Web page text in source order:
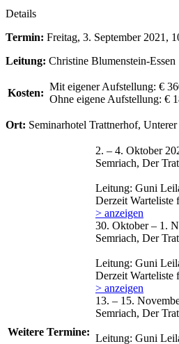
Details
Termin: Freitag, 3. September 2021,
Leitung: Christine Blumenstein-Essen
Kosten:
Mit eigener Aufstellung: €
Ohne eigene Aufstellung: €
Ort: Seminarhotel Trattnerhof,
Weitere Termine:
2. – 4. Oktober
Semriach, Der
Leitung: Guni
Derzeit Warteliste
> anzeigen
30. Oktober – 1.
Semriach, Der
Leitung: Guni
Derzeit Warteliste
> anzeigen
13. – 15.
Semriach, Der
Leitung: Guni